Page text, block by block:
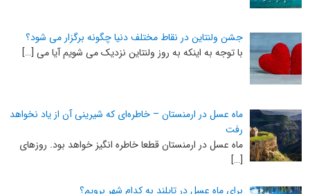
جشن ولنتاین در نقاط مختلف دنیا چگونه برگزار می شود؟
با توجه به اینکه به روز ولنتاین نزدیک می شویم آیا می […]
ماه عسل در ارمنستان – خاطره‌ای که شیرینی آن از یاد نخواهد
رفت
ماه عسل در ارمنستان قطعا خاطره انگیز خواهد بود. روزهای
[…]
برای ماه عسل در تایلند به کدام شهر برویم؟